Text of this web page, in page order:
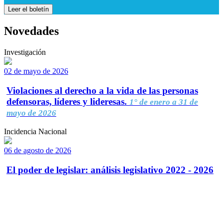
Leer el boletín
Novedades
Investigación
02 de mayo de 2026
Violaciones al derecho a la vida de las personas
defensoras, líderes y lideresas. 1° de enero a 31 de
mayo de 2026
Incidencia Nacional
06 de agosto de 2026
El poder de legislar: análisis legislativo 2022 - 2026